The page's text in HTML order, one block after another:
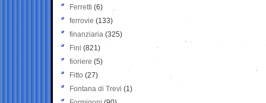
Ferretti (6)
ferrovie (133)
finanziaria (325)
Fini (821)
fioriere (5)
Fitto (27)
Fontana di Trevi (1)